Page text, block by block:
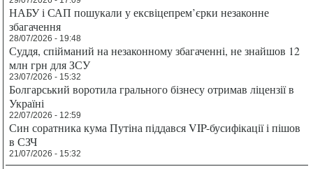
НАБУ і САП пошукали у ексвіцепрем’єрки незаконне
збагачення
28/07/2026 - 19:48
Суддя, спійманий на незаконному збагаченні, не знайшов 12
млн грн для ЗСУ
23/07/2026 - 15:32
Болгарський воротила грального бізнесу отримав ліцензії в
Україні
22/07/2026 - 12:59
Син соратника кума Путіна піддався VIP-бусифікації і пішов
в СЗЧ
21/07/2026 - 15:32